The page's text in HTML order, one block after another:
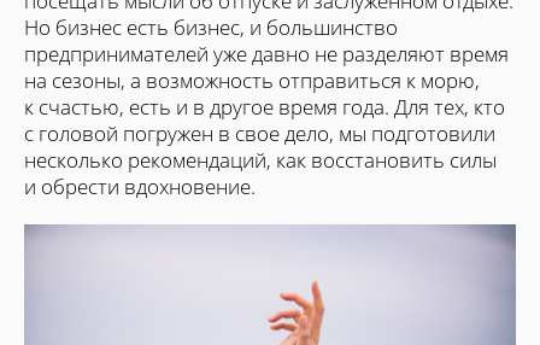
Но бизнес есть бизнес, и большинство
предпринимателей уже давно не разделяют время
на сезоны, а возможность отправиться к морю,
к счастью, есть и в другое время года. Для тех, кто
с головой погружен в свое дело, мы подготовили
несколько рекомендаций, как восстановить силы
и обрести вдохновение.